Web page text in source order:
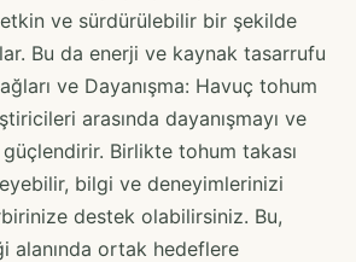
ve sürdürülebilir bir şekilde
Bu da enerji ve kaynak tasarrufu
ve Dayanışma: Havuç tohum
arasında dayanışmayı ve
Birlikte tohum takası
bilgi ve deneyimlerinizi
destek olabilirsiniz. Bu,
alanında ortak hedeflere